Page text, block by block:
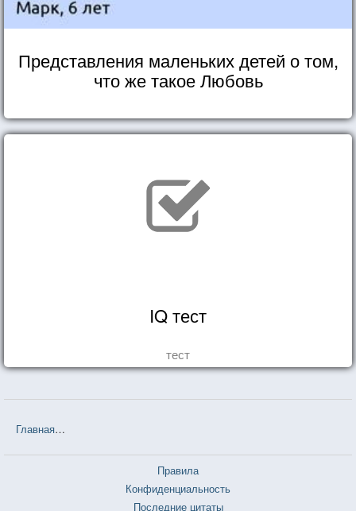
Представления маленьких детей о том,
что же такое Любовь
IQ тест
тест
Главная
Правила
Конфиденциальность
Последние цитаты